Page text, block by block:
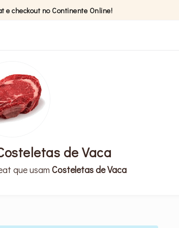
e checkout no Continente Online!
de Vaca
que usam Costeletas de Vaca